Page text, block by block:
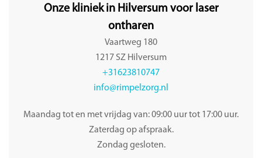
Onze kliniek in Hilversum voor laser
ontharen
Vaartweg 180
1217 SZ Hilversum
+31623810747
info@rimpelzorg.nl
Maandag tot en met vrijdag van: 09:00 uur tot 17:00 uur.
Zaterdag op afspraak.
Zondag gesloten.